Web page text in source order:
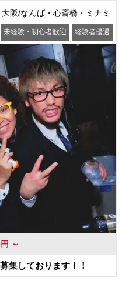
大阪/なんば・心斎橋・ミナミ
未経験・初心者歓迎 経験者優遇
～
集しております！！